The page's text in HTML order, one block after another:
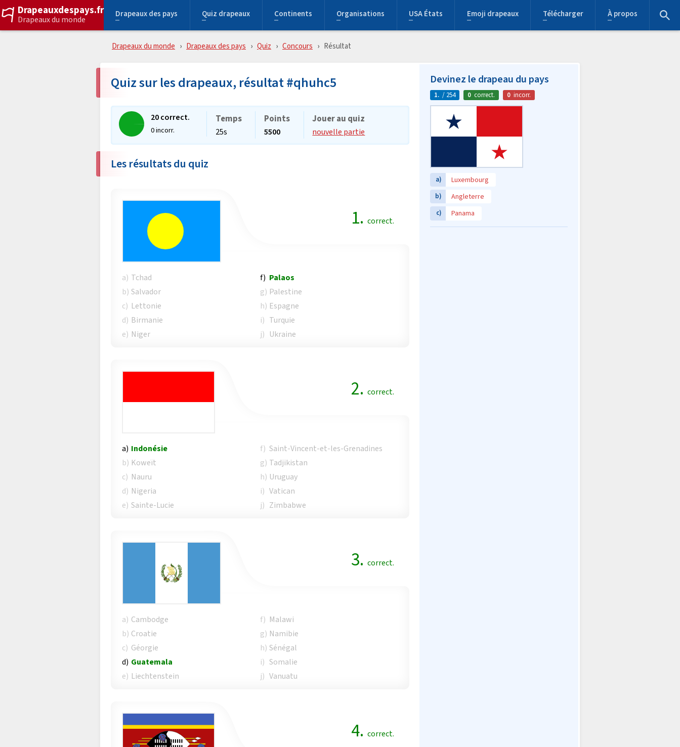
Drapeauxdespays.fr
Drapeaux du monde
Drapeaux des pays Quiz drapeaux Continents Organisations USA États Emoji drapeaux Télécharger À propos
Drapeaux du monde Drapeaux des pays Quiz Concours Résultat
Quiz sur les drapeaux, résultat #qhuhc5
20 correct.
0 incorr.
Temps
25s
Points
5500
Jouer au quiz
nouvelle partie
Les résultats du quiz
1. correct.
a) Tchad
b) Salvador
c) Lettonie
d) Birmanie
e) Niger
f) Palaos
g) Palestine
h) Espagne
i) Turquie
j) Ukraine
2. correct.
a) Indonésie
b) Koweït
c) Nauru
d) Nigeria
e) Sainte-Lucie
f) Saint-Vincent-et-les-Grenadines
g) Tadjikistan
h) Uruguay
i) Vatican
j) Zimbabwe
3. correct.
a) Cambodge
b) Croatie
c) Géorgie
d) Guatemala
e) Liechtenstein
f) Malawi
g) Namibie
h) Sénégal
i) Somalie
j) Vanuatu
4. correct.
Devinez le drapeau du pays
1. / 254 0 correct. 0 incorr.
a) Luxembourg
b) Angleterre
c) Panama